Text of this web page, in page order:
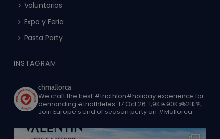
Voluntarios
Expo y Feria
Pasta Party
INSTAGRAM
chmallorca
We craft the best #triathlon#holiday experience for
demanding #triathletes. 17 Oct 26: 1,9K🏊90K🚲21K🏃
Join Europe's end of season party on #Mallorca